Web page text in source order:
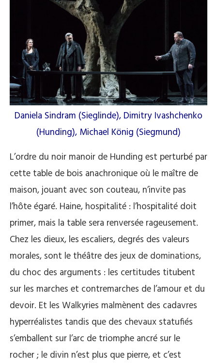
Daniela Sindram (Sieglinde), Dimitry Ivashchenko
(Hunding), Michael König (Siegmund)
L’ordre du noir manoir de Hunding est perturbé par
cette table de bois anachronique où le maître de
maison, jouant avec son couteau, n’invite pas
l’hôte égaré. Haine, hospitalité : l’hospitalité doit
primer, mais la table sera renversée rageusement.
Chez les dieux, les escaliers, degrés des valeurs
morales, sont le théâtre des jeux de dominations,
du choc des arguments : les certitudes titubent
sur les marches et contremarches de l’amour et du
devoir. Et les Walkyries malmènent des cadavres
hyperréalistes tandis que des chevaux statufiés
s’emballent sur l’arc de triomphe ancré sur le
rocher ; le divin n’est plus que pierre, et c’est